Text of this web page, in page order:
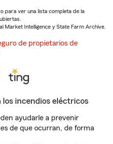
para ver una lista completa de la
Market Intelligence y State Farm Archive.
de propietarios de
incendios eléctricos
ayudarle a prevenir
de que ocurran, de forma